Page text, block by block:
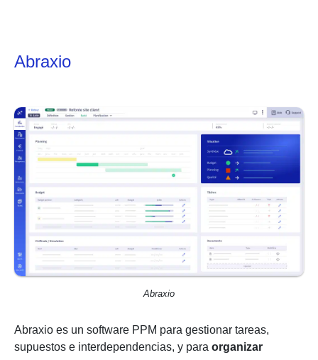
Abraxio
Abraxio
Abraxio es un software PPM para gestionar tareas,
supuestos e interdependencias, y para organizar